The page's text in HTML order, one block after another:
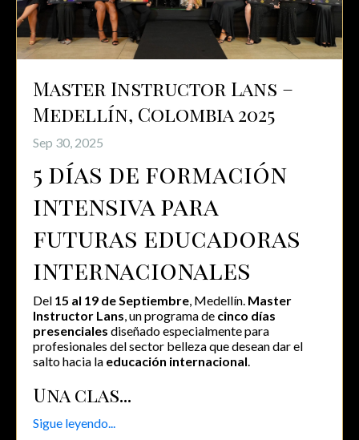
Master Instructor Lans –
Medellín, Colombia 2025
Sep 30, 2025
5 días de formación
intensiva para
futuras educadoras
internacionales
Del 15 al 19 de Septiembre, Medellín. Master
Instructor Lans, un programa de cinco días
presenciales diseñado especialmente para
profesionales del sector belleza que desean dar el
salto hacia la educación internacional.
Una clas...
Sigue leyendo...